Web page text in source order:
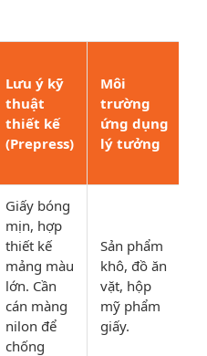
Lưu ý kỹ
thuật
thiết kế
(Prepress)
Môi
trường
ứng dụng
lý tưởng
Giấy bóng
mịn, hợp
thiết kế
mảng màu
lớn. Cần
cán màng
nilon để
chống
Sản phẩm
khô, đồ ăn
vặt, hộp
mỹ phẩm
giấy.